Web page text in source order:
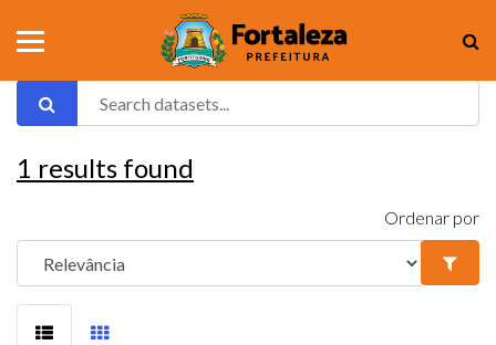
1 results found
Ordenar por